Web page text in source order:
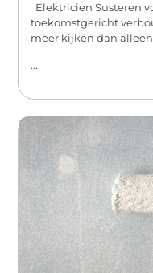
Elektricien Susteren
toekomstgericht
meer kijken dan
...